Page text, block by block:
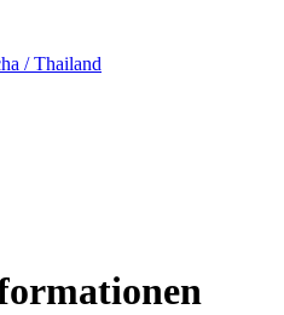
/ Thailand